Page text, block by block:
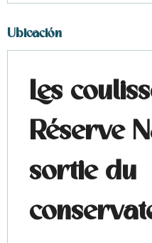
Ubicación
Les
Réserve
sortie du